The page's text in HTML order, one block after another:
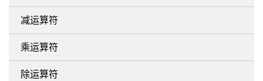
减运算符
乘运算符
除运算符